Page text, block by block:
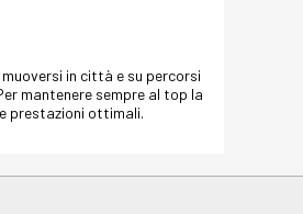
in città e su percorsi
mantenere sempre al top la
prestazioni ottimali.